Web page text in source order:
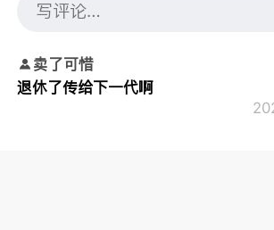
卖了可惜
退休了传给下一代啊